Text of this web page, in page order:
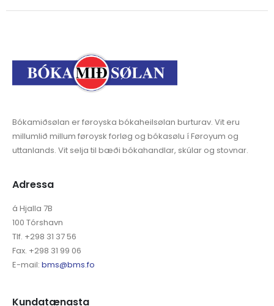
Bókamiðsølan er føroyska bókaheilsølan burturav. Vit eru
millumlið millum føroysk forløg og bókasølu í Føroyum og
uttanlands. Vit selja til bæði bókahandlar, skúlar og stovnar.
Adressa
á Hjalla 7B
100 Tórshavn
Tlf. +298 31 37 56
Fax. +298 31 99 06
E-mail: bms@bms.fo
Kundatænasta